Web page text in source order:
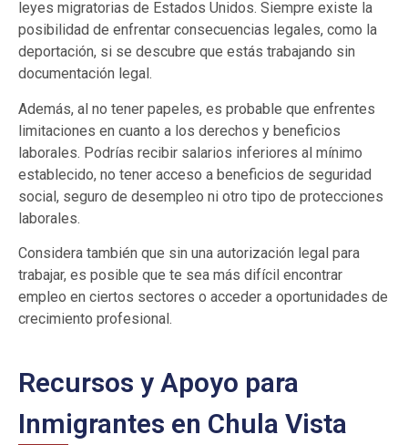
leyes migratorias de Estados Unidos. Siempre existe la
posibilidad de enfrentar consecuencias legales, como la
deportación, si se descubre que estás trabajando sin
documentación legal.
Además, al no tener papeles, es probable que enfrentes
limitaciones en cuanto a los derechos y beneficios
laborales. Podrías recibir salarios inferiores al mínimo
establecido, no tener acceso a beneficios de seguridad
social, seguro de desempleo ni otro tipo de protecciones
laborales.
Considera también que sin una autorización legal para
trabajar, es posible que te sea más difícil encontrar
empleo en ciertos sectores o acceder a oportunidades de
crecimiento profesional.
Recursos y Apoyo para
Inmigrantes en Chula Vista